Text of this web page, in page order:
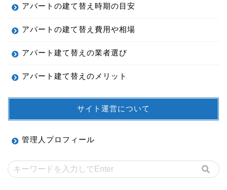
アパートの建て替え時期の目安
アパートの建て替え費用や相場
アパート建て替えの業者選び
アパート建て替えのメリット
サイト運営について
管理人プロフィール